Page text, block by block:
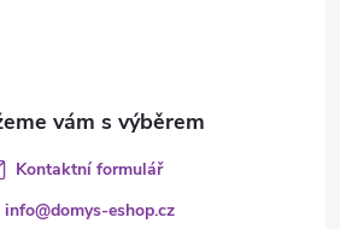
Kontaktní formulář
info@domys-eshop.cz